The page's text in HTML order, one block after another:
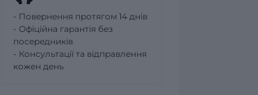
- Повернення протягом 14 днів
- Офіційна гарантія без
посередників
- Консультації та відправлення
кожен день